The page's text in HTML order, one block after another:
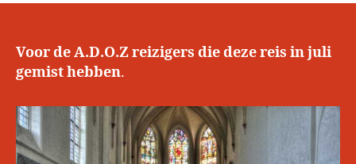
Voor de A.D.O.Z reizigers die deze reis in juli
gemist hebben.